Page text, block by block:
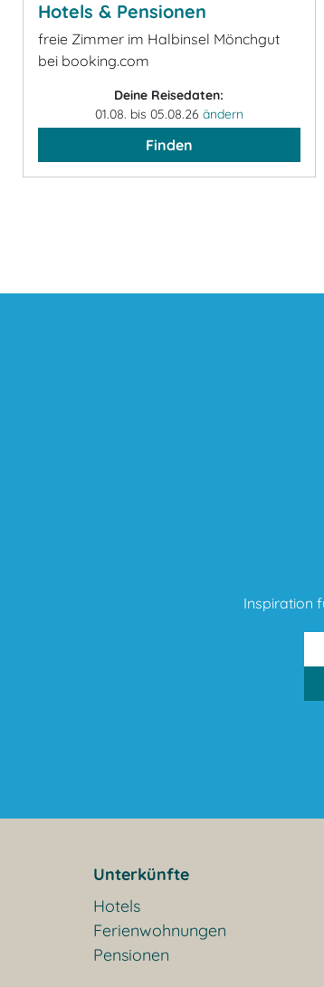
Hotels & Pensionen
freie Zimmer im Halbinsel Mönchgut
bei booking.com
Deine Reisedaten:
01.08. bis 05.08.26 ändern
Finden
Inspiration
Unterkünfte
Hotels
Ferienwohnungen
Pensionen